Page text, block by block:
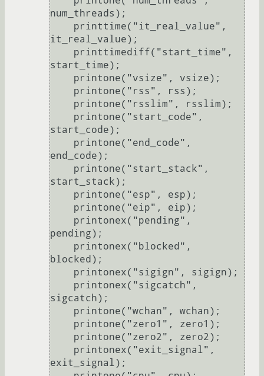
num_threads);
it_real_value);
start_time);
start_code);
end_code);
start_stack);
pending);
blocked);
sigcatch);
exit_signal);